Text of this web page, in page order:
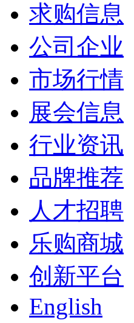
求购信息
公司企业
市场行情
展会信息
行业资讯
品牌推荐
人才招聘
乐购商城
创新平台
English